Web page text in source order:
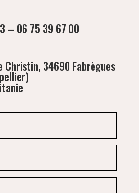
– 06 75 39 67 00
Christin, 34690 Fabrègues